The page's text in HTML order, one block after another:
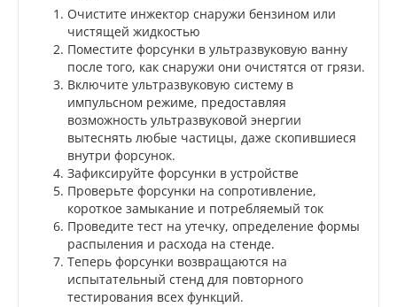
Очистите инжектор снаружи бензином или
чистящей жидкостью
Поместите форсунки в ультразвуковую ванну
после того, как снаружи они очистятся от грязи.
Включите ультразвуковую систему в
импульсном режиме, предоставляя
возможность ультразвуковой энергии
вытеснять любые частицы, даже скопившиеся
внутри форсунок.
Зафиксируйте форсунки в устройстве
Проверьте форсунки на сопротивление,
короткое замыкание и потребляемый ток
Проведите тест на утечку, определение формы
распыления и расхода на стенде.
Теперь форсунки возвращаются на
испытательный стенд для повторного
тестирования всех функций.